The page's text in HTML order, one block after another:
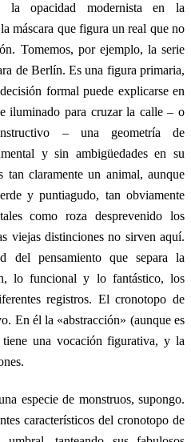
la opacidad modernista en la
máscara que figura un real que no
Tomemos, por ejemplo, la serie
de Berlín. Es una figura primaria,
formal puede explicarse en
iluminado para cruzar la calle – o
– una geometría de
y sin ambigüedades en su
tan claramente un animal, aunque
y puntiagudo, tan obviamente
como roza desprevenido los
viejas distinciones no sirven aquí.
del pensamiento que separa la
lo funcional y lo fantástico, los
registros. El cronotopo de
En él la «abstracción» (aunque es
una vocación figurativa, y la
especie de monstruos, supongo.
característicos del cronotopo de